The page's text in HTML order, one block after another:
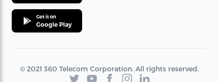
Get it on
Google Play
© 2021 360 Telecom Corporation. All rights reserved.